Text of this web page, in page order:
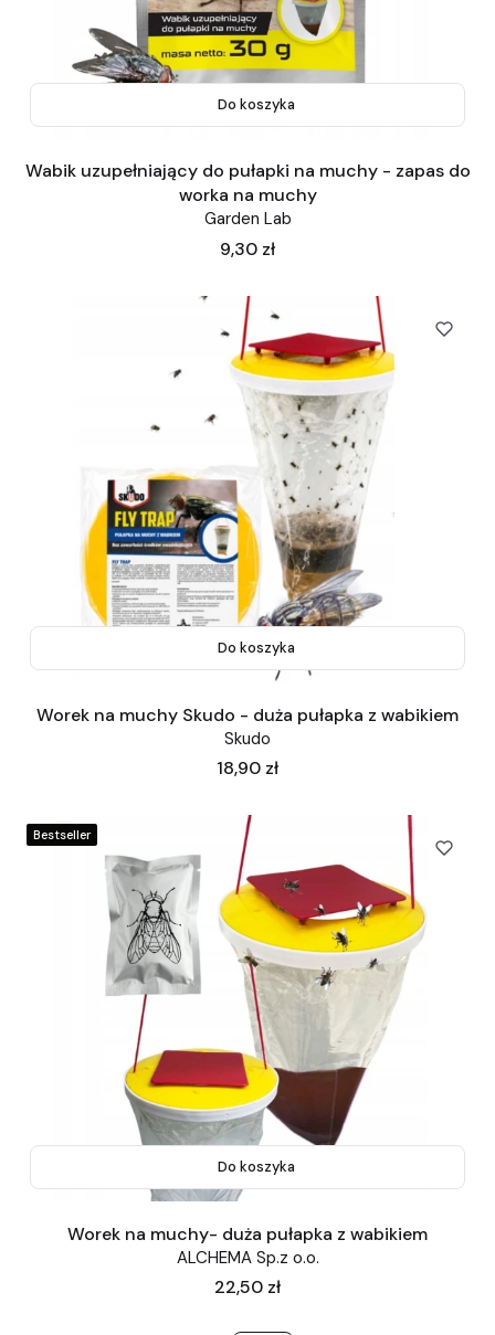
Do koszyka
Wabik uzupełniający do pułapki na muchy - zapas do
worka na muchy
Garden Lab
Cena
9,30 zł
Do koszyka
Worek na muchy Skudo - duża pułapka z wabikiem
Skudo
Cena
18,90 zł
Bestseller
Do koszyka
Worek na muchy- duża pułapka z wabikiem
ALCHEMA Sp.z o.o.
Cena
22,50 zł